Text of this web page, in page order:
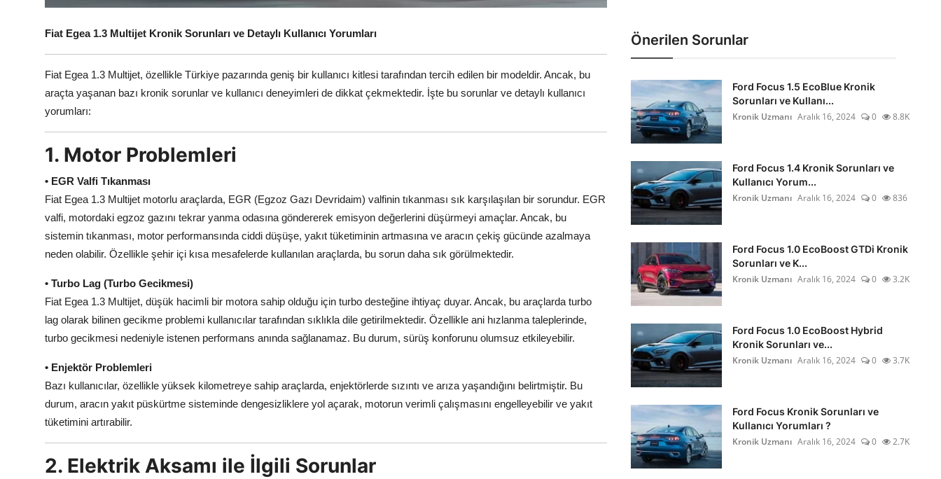
Elektrik & Akü
Klima & Konfor
Aydınlatma & Görüş
Şanzıman & Aktarma
Dizel Sistemler
Multimedya & Elektronik
Fiat Egea 1.3 Multijet Kronik Sorunları ve Detaylı Kullanıcı Yorumları
Fiat Egea 1.3 Multijet, özellikle Türkiye pazarında geniş bir kullanıcı kitlesi tarafından tercih edilen bir modeldir. Ancak, bu
araçta yaşanan bazı kronik sorunlar ve kullanıcı deneyimleri de dikkat çekmektedir. İşte bu sorunlar ve detaylı kullanıcı
yorumları:
1. Motor Problemleri
• EGR Valfi Tıkanması
Fiat Egea 1.3 Multijet motorlu araçlarda, EGR (Egzoz Gazı Devridaim) valfinin tıkanması sık karşılaşılan bir sorundur. EGR
valfi, motordaki egzoz gazını tekrar yanma odasına göndererek emisyon değerlerini düşürmeyi amaçlar. Ancak, bu
sistemin tıkanması, motor performansında ciddi düşüşe, yakıt tüketiminin artmasına ve aracın çekiş gücünde azalmaya
neden olabilir. Özellikle şehir içi kısa mesafelerde kullanılan araçlarda, bu sorun daha sık görülmektedir.
• Turbo Lag (Turbo Gecikmesi)
Fiat Egea 1.3 Multijet, düşük hacimli bir motora sahip olduğu için turbo desteğine ihtiyaç duyar. Ancak, bu araçlarda turbo
lag olarak bilinen gecikme problemi kullanıcılar tarafından sıklıkla dile getirilmektedir. Özellikle ani hızlanma taleplerinde,
turbo gecikmesi nedeniyle istenen performans anında sağlanamaz. Bu durum, sürüş konforunu olumsuz etkileyebilir.
• Enjektör Problemleri
Bazı kullanıcılar, özellikle yüksek kilometreye sahip araçlarda, enjektörlerde sızıntı ve arıza yaşandığını belirtmiştir. Bu
durum, aracın yakıt püskürtme sisteminde dengesizliklere yol açarak, motorun verimli çalışmasını engelleyebilir ve yakıt
tüketimini artırabilir.
2. Elektrik Aksamı ile İlgili Sorunlar
Önerilen Sorunlar
Ford Focus 1.5 EcoBlue Kronik
Sorunları ve Kullanı...
Kronik Uzmanı Aralık 16, 2024 0 8.8K
Ford Focus 1.4 Kronik Sorunları ve
Kullanıcı Yorum...
Kronik Uzmanı Aralık 16, 2024 0 836
Ford Focus 1.0 EcoBoost GTDi Kronik
Sorunları ve K...
Kronik Uzmanı Aralık 16, 2024 0 3.2K
Ford Focus 1.0 EcoBoost Hybrid
Kronik Sorunları ve...
Kronik Uzmanı Aralık 16, 2024 0 3.7K
Ford Focus Kronik Sorunları ve
Kullanıcı Yorumları ?
Kronik Uzmanı Aralık 16, 2024 0 2.7K